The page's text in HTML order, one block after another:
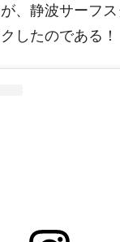
、静波サーフ
したのである！